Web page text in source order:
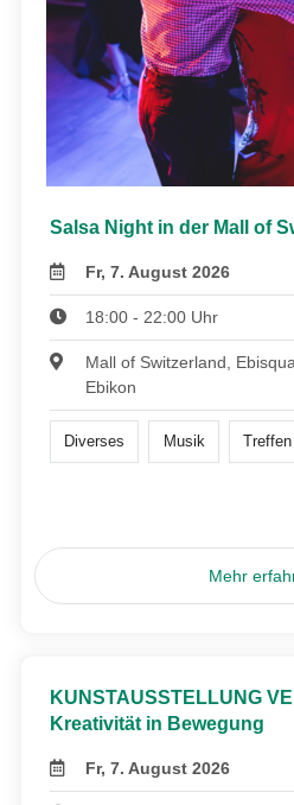
Salsa Night in der Mall of
Fr, 7. August 2026
18:00 - 22:00 Uhr
Mall of Switzerland,
Ebikon
Diverses Musik Treffen
Mehr
KUNSTAUSSTELLUNG
Kreativität in Bewegung
Fr, 7. August 2026